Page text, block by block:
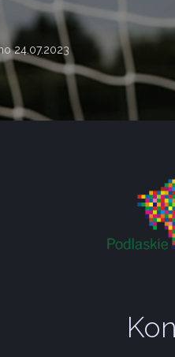
24.07.2023